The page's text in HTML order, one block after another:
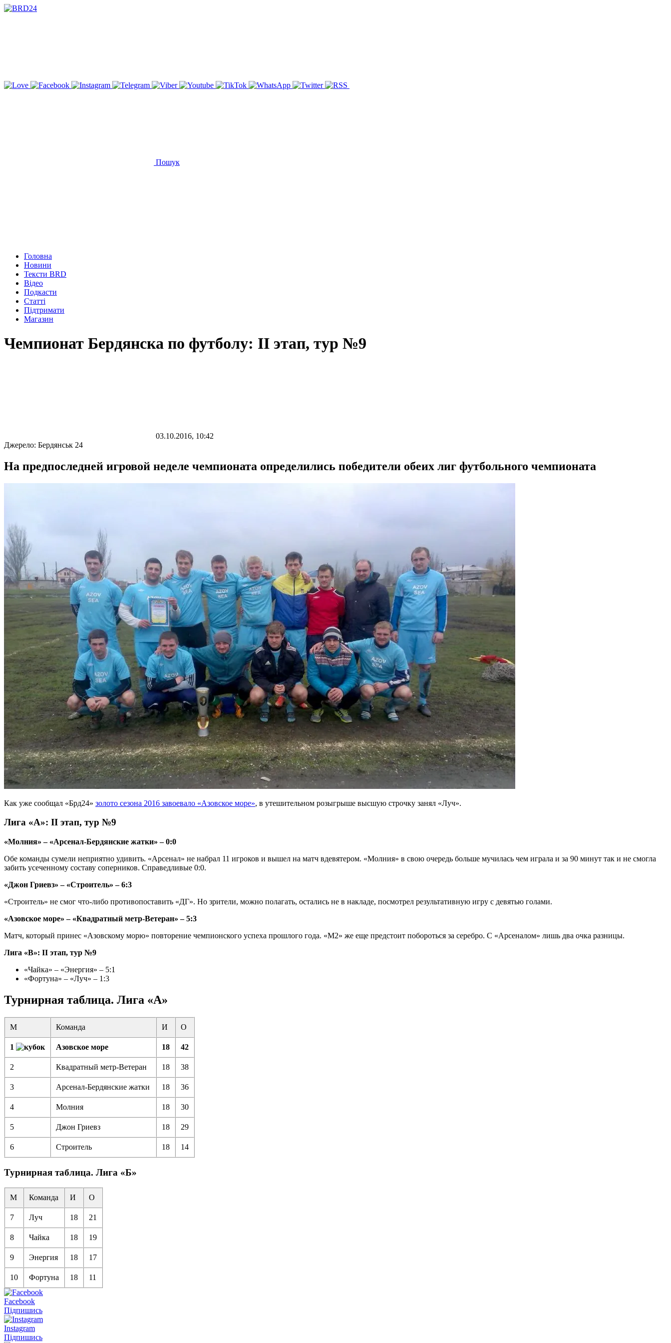
Пошук
Головна
Новини
Тексти BRD
Відео
Подкасти
Статті
Підтримати
Магазин
Чемпионат Бердянска по футболу: II этап, тур №9
03.10.2016, 10:42
Джерело: Бердянськ 24
На предпоследней игровой неделе чемпионата определились победители обеих лиг футбольного чемпионата
Как уже сообщал «Брд24» золото сезона 2016 завоевало «Азовское море», в утешительном розыгрыше высшую строчку занял «Луч».
Лига «А»: II этап, тур №9
«Молния» – «Арсенал-Бердянские жатки» – 0:0
Обе команды сумели неприятно удивить. «Арсенал» не набрал 11 игроков и вышел на матч вдевятером. «Молния» в свою очередь больше мучилась чем играла и за 90 минут так и не смогла
забить усеченному составу соперников. Справедливые 0:0.
«Джон Гриевз» – «Строитель» – 6:3
«Строитель» не смог что-либо противопоставить «ДГ». Но зрители, можно полагать, остались не в накладе, посмотрел результативную игру с девятью голами.
«Азовское море» – «Квадратный метр-Ветеран» – 5:3
Матч, который принес «Азовскому морю» повторение чемпионского успеха прошлого года. «М2» же еще предстоит побороться за серебро. С «Арсеналом» лишь два очка разницы.
Лига «В»: II этап, тур №9
«Чайка» – «Энергия» – 5:1
«Фортуна» – «Луч» – 1:3
Турнирная таблица. Лига «А»
М Команда И О
1 Азовское море 18 42
2 Квадратный метр-Ветеран 18 38
3 Арсенал-Бердянские жатки 18 36
4 Молния 18 30
5 Джон Гриевз 18 29
6 Строитель 18 14
Турнирная таблица. Лига «Б»
М Команда И О
7 Луч 18 21
8 Чайка 18 19
9 Энергия 18 17
10 Фортуна 18 11
Facebook
Підпишись
Instagram
Підпишись